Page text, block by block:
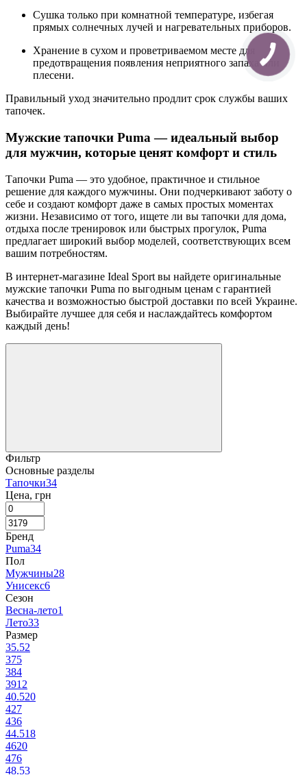
Сушка только при комнатной температуре, избегая
прямых солнечных лучей и нагревательных приборов.
Хранение в сухом и проветриваемом месте для
предотвращения появления неприятного запаха или
плесени.
Правильный уход значительно продлит срок службы ваших
тапочек.
Мужские тапочки Puma — идеальный выбор
для мужчин, которые ценят комфорт и стиль
Тапочки Puma — это удобное, практичное и стильное
решение для каждого мужчины. Они подчеркивают заботу о
себе и создают комфорт даже в самых простых моментах
жизни. Независимо от того, ищете ли вы тапочки для дома,
отдыха после тренировок или быстрых прогулок, Puma
предлагает широкий выбор моделей, соответствующих всем
вашим потребностям.
В интернет-магазине Ideal Sport вы найдете оригинальные
мужские тапочки Puma по выгодным ценам с гарантией
качества и возможностью быстрой доставки по всей Украине.
Выбирайте лучшее для себя и наслаждайтесь комфортом
каждый день!
Фильтр
Основные разделы
Тапочки34
Цена, грн
Бренд
Puma34
Пол
Мужчины28
Унисекс6
Сезон
Весна-лето1
Лето33
Размер
35.52
375
384
3912
40.520
427
436
44.518
4620
476
48.53